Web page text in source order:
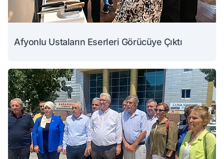
Afyonlu Ustaların Eserleri Görücüye Çıktı